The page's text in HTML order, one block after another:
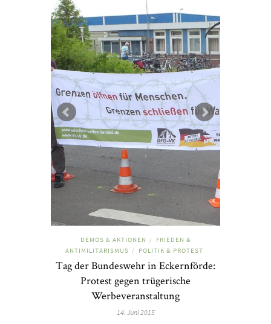
DEMOS & AKTIONEN /
FRIEDEN &
ANTIMILITARISMUS / POLITIK & PROTEST
Tag der Bundeswehr in Eckernförde:
Protest gegen trügerische
Werbeveranstaltung
14. Juni 2015